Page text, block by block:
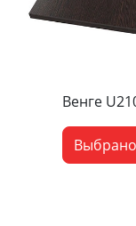
Венге
Выбрано